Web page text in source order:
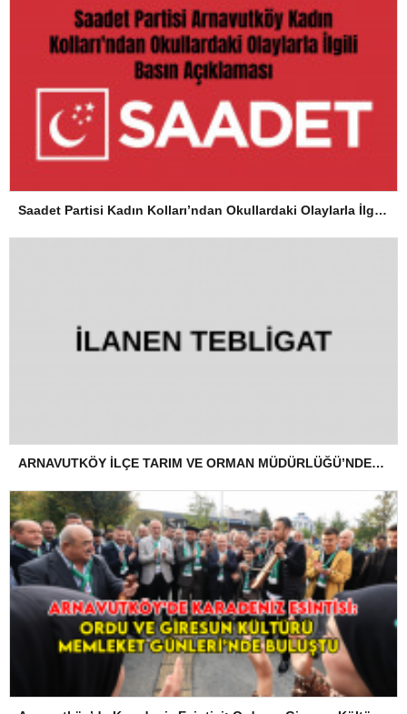
Saadet Partisi Kadın Kolları’ndan Okullardaki Olaylarla İlgili Basın Açıklaması
ARNAVUTKÖY İLÇE TARIM VE ORMAN MÜDÜRLÜĞÜ’NDEN İLANEN TEBLİGAT